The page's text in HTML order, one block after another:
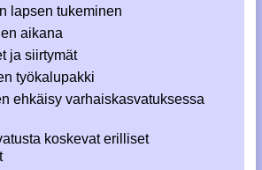
lapsen tukeminen
aikana
ja siirtymät
työkalupakki
ehkäisy varhaiskasvatuksessa
koskevat erilliset